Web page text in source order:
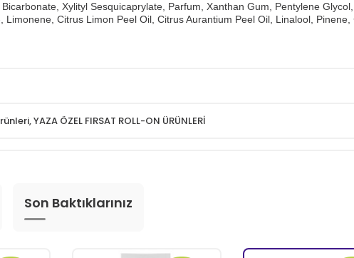
Xylityl Sesquicaprylate, Parfum, Xanthan Gum, Pentylene
Citrus Limon Peel Oil, Citrus Aurantium Peel Oil, Linalool,
,YAZA ÖZEL FIRSAT ROLL-ON ÜRÜNLERİ
Son Baktıklarınız